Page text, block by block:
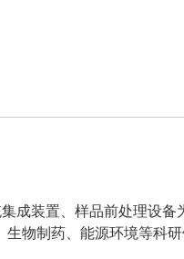
成装置、样品前处理设备
物制药、能源环境等科研